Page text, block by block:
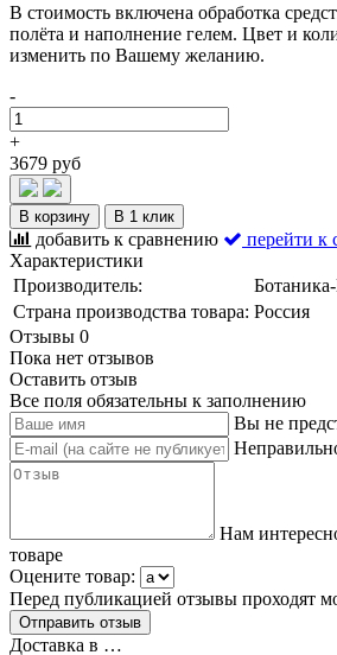
В стоимость включена обработка
полёта и наполнение гелем. Цвет и
изменить по Вашему желанию.
-
+
3679 руб
В корзину В 1 клик
добавить к сравнению
перейти к
Характеристики
Производитель:
Страна производства товара: Россия
Отзывы 0
Пока нет отзывов
Оставить отзыв
Все поля обязательны к заполнению
Вы не
Нам
товаре
Оцените товар:
Перед публикацией отзывы проходят
Доставка в …